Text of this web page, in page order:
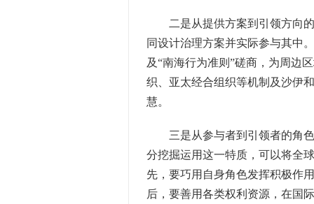
二是从提供方案到引领方向的
同设计治理方案并实际参与其中
及“南海行为准则”磋商，为周边
织、亚太经合组织等机制及沙伊
慧。
三是从参与者到引领者的角色
分挖掘运用这一特质，可以将全
先，要巧用自身角色发挥积极作
后，要善用各类权利资源，在国